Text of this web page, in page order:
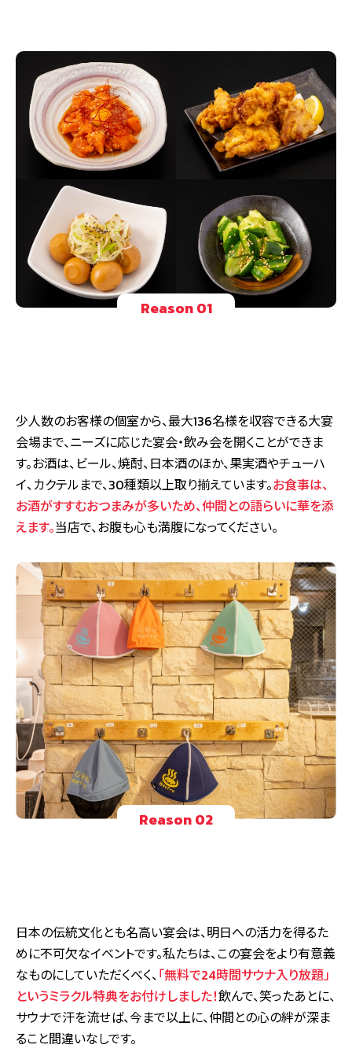
Reason 01
少人数のお客様の個室から、最大136名様を収容できる大宴
会場まで、ニーズに応じた宴会・飲み会を開くことができま
す。お酒は、ビール、焼酎、日本酒のほか、果実酒やチューハ
イ、カクテルまで、30種類以上取り揃えています。お食事は、
お酒がすすむおつまみが多いため、仲間との語らいに華を添
えます。当店で、お腹も心も満腹になってください。
Reason 02
日本の伝統文化とも名高い宴会は、明日への活力を得るた
めに不可欠なイベントです。私たちは、この宴会をより有意義
なものにしていただくべく、「無料で24時間サウナ入り放題」
というミラクル特典をお付けしました！飲んで、笑ったあとに、
サウナで汗を流せば、今まで以上に、仲間との心の絆が深ま
ること間違いなしです。